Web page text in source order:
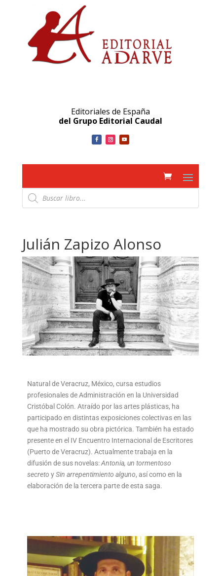
Editoriales de España
del Grupo Editorial Caudal
Julián Zapizo Alonso
Natural de Veracruz, México, cursa estudios
profesionales de Administración en la Universidad
Cristóbal Colón. Atraído por las artes plásticas, ha
participado en distintas exposiciones colectivas en las
que ha mostrado su obra pictórica. También ha estado
presente en el IV Encuentro Internacional de Escritores
(Puerto de Veracruz). Actualmente trabaja en la
difusión de sus novelas:Antonia, un tormentoso
secreto ySin arrepentimiento alguno, así como en la
elaboración de la tercera parte de esta saga.